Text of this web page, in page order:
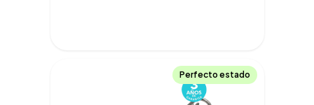
Perfecto estado